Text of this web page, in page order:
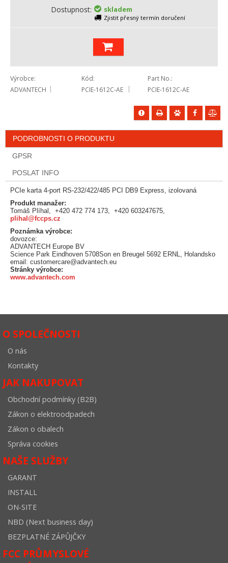
Dostupnost
skladem
Zjistit přesný termín doručení
Výrobce
ADVANTECH
Kód
PCIE-1612C-AE
Part No.
PCIE-1612C-AE
PODROBNOSTI O PRODUKTU
GPSR
POSLAT INFO
PCIe karta 4-port RS-232/422/485 PCI DB9 Express, izolovaná
Produkt manažer:
Tomáš Plíhal, +420 472 774 173, +420 603247675,
plihal@fccps.cz
Poznámka výrobce:
dovozce:
ADVANTECH Europe BV
Science Park Eindhoven 5708Son en Breugel 5692 ERNL, Holandsko
email: customercare@advantech.eu
Stránky výrobce:
www.advantech.com
O SPOLEČNOSTI
O nás
Kontakty
JAK NAKUPOVAT
Obchodní podmínky (B2B)
Zákon o elektroodpadech
Zákon o obalech
Správa cookies
NAŠE SLUŽBY
GARANT
INSTALL
ON-SITE
NBD (Next business day)
BEZPLATNÉ ZÁPŮJČKY
FCC PRŮMYSLOVÉ